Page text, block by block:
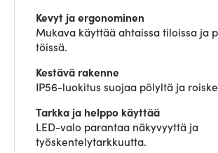
Kevyt ja ergonominen
Mukava käyttää ahtaissa tiloissa ja
töissä.
Kestävä rakenne
IP56-luokitus suojaa pölyltä ja
Tarkka ja helppo käyttää
LED-valo parantaa näkyvyyttä ja
työskentelytarkkuutta.